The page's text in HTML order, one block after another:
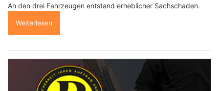
An den drei Fahrzeugen entstand erheblicher Sachschaden.
Weiterlesen